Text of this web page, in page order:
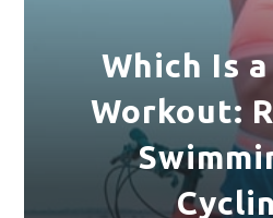
Which Is
Workout: